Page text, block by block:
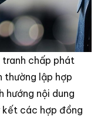
tranh chấp phát
thường lập hợp
hướng nội dung
kết các hợp đồng